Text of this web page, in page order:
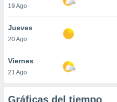
sitio
de
traten tus
en
interés
su
19 Ago
Jueves
20 Ago
Viernes
21 Ago
Gráficas del tiempo